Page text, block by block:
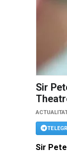
Sir
Sir